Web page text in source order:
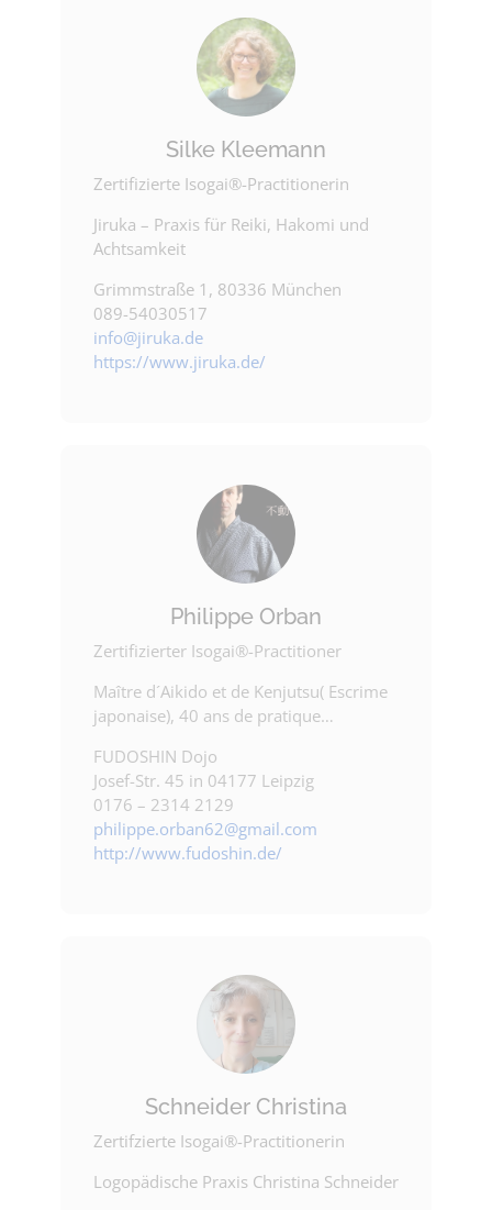
Silke Kleemann
Zertifizierte Isogai®-Practitionerin
Jiruka – Praxis für Reiki, Hakomi und
Achtsamkeit
Grimmstraße 1, 80336 München
089-54030517
info@jiruka.de
https://www.jiruka.de/
Philippe Orban
Zertifizierter Isogai®-Practitioner
Maître d´Aikido et de Kenjutsu( Escrime
japonaise), 40 ans de pratique…
FUDOSHIN Dojo
Josef-Str. 45 in 04177 Leipzig
0176 – 2314 2129
philippe.orban62@gmail.com
http://www.fudoshin.de/
Schneider Christina
Zertifzierte Isogai®-Practitionerin
Logopädische Praxis Christina Schneider